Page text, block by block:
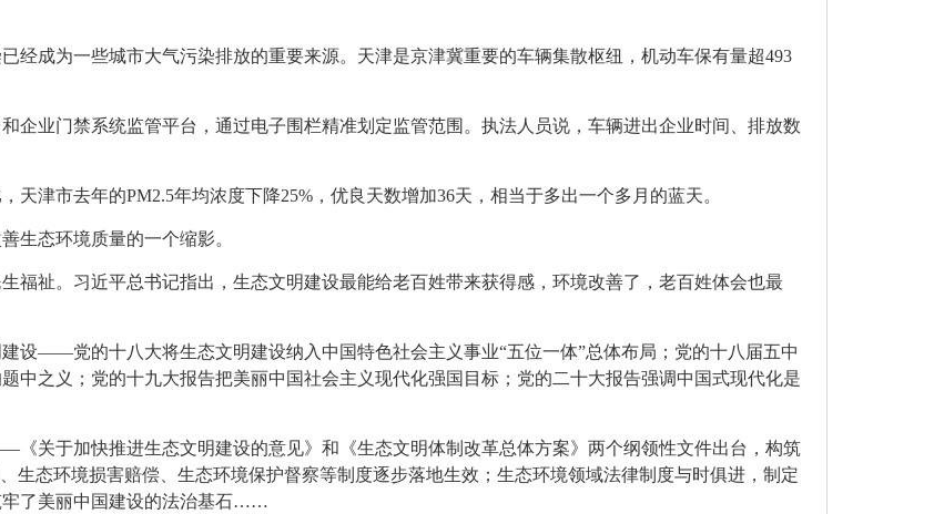
经成为一些城市大气污染排放的重要来源。天津是京津冀重要的车辆集散枢纽，机动车保有量超493
企业门禁系统监管平台，通过电子围栏精准划定监管范围。执法人员说，车辆进出企业时间、排放数
天津市去年的PM2.5年均浓度下降25%，优良天数增加36天，相当于多出一个多月的蓝天。
生态环境质量的一个缩影。
福祉。习近平总书记指出，生态文明建设最能给老百姓带来获得感，环境改善了，老百姓体会也最
设——党的十八大将生态文明建设纳入中国特色社会主义事业“五位一体”总体布局；党的十八届五中
中之义；党的十九大报告把美丽中国社会主义现代化强国目标；党的二十大报告强调中国式现代化是
关于加快推进生态文明建设的意见》和《生态文明体制改革总体方案》两个纲领性文件出台，构筑
生态环境损害赔偿、生态环境保护督察等制度逐步落地生效；生态环境领域法律制度与时俱进，制定
牢了美丽中国建设的法治基石……